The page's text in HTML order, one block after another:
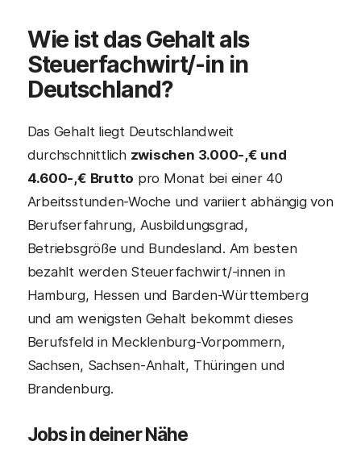
Wie ist das Gehalt als
Steuerfachwirt/-in in
Deutschland?
Das Gehalt liegt Deutschlandweit
durchschnittlich zwischen 3.000-,€ und
4.600-,€ Brutto pro Monat bei einer 40
Arbeitsstunden-Woche und variiert abhängig von
Berufserfahrung, Ausbildungsgrad,
Betriebsgröße und Bundesland. Am besten
bezahlt werden Steuerfachwirt/-innen in
Hamburg, Hessen und Barden-Württemberg
und am wenigsten Gehalt bekommt dieses
Berufsfeld in Mecklenburg-Vorpommern,
Sachsen, Sachsen-Anhalt, Thüringen und
Brandenburg.
Jobs in deiner Nähe